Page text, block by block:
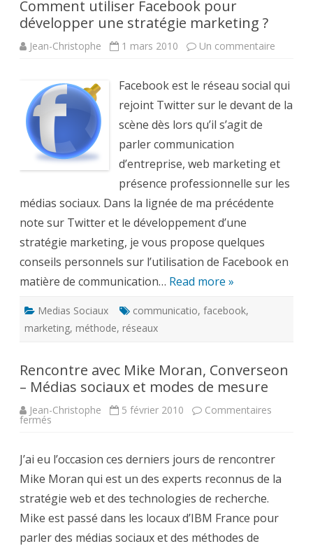
Comment utiliser Facebook pour
développer une stratégie marketing ?
Jean-Christophe 1 mars 2010 Un commentaire
pour
une
Facebook est le réseau social qui
rejoint Twitter sur le devant de la
scène dès lors qu’il s’agit de
parler communication
d’entreprise, web marketing et
présence professionnelle sur les
médias sociaux. Dans la lignée de ma précédente
note sur Twitter et le développement d’une
stratégie marketing, je vous propose quelques
conseils personnels sur l’utilisation de Facebook en
matière de communication… Read more »
Medias Sociaux communicatio, facebook,
marketing, méthode, réseaux
Rencontre avec Mike Moran, Converseon
– Médias sociaux et modes de mesure
Jean-Christophe 5 février 2010 Commentaires
fermés
Moran,
Converseon
–
Médias
sociaux
et
modes
de
mesure
J’ai eu l’occasion ces derniers jours de rencontrer
Mike Moran qui est un des experts reconnus de la
stratégie web et des technologies de recherche.
Mike est passé dans les locaux d’IBM France pour
parler des médias sociaux et des méthodes de